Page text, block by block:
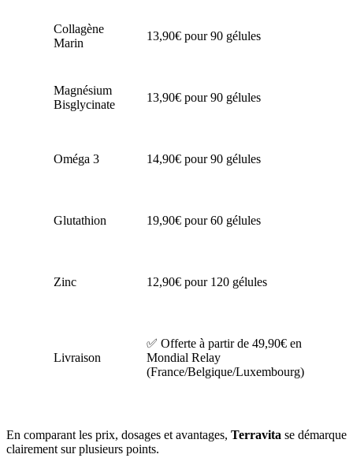
Collagène
Marin
13,90€ pour 90 gélules
Magnésium
Bisglycinate
13,90€ pour 90 gélules
Oméga 3 14,90€ pour 90 gélules
Glutathion 19,90€ pour 60 gélules
Zinc 12,90€ pour 120 gélules
Livraison
✅ Offerte à partir de 49,90€ en
Mondial Relay
(France/Belgique/Luxembourg)
En comparant les prix, dosages et avantages, Terravita se démarque
clairement sur plusieurs points.